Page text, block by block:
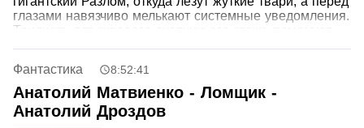
глазами навязчиво мелькают системные уведомления.
Тридцать лет сурового охотничьего стажа помогают
выяснить, какая неведомая сила смогла бесследно
уничтожить целый военный караван.
Фантастика 8:52:41
Анатолий Матвиенко - Ломщик -
Анатолий Дроздов